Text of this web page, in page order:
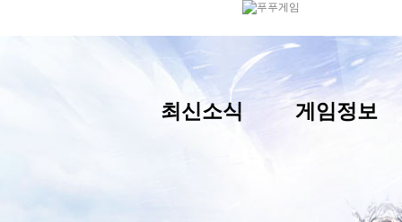
최신소식 게임정보